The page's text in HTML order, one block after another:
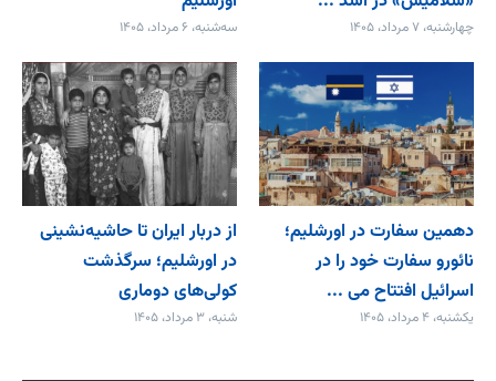
چهارشنبه، ۷ مرداد، ۱۴۰۵ سه‌شنبه، ۶ مرداد، ۱۴۰۵
دهمین سفارت در اورشلیم؛
نائورو سفارت خود را در
اسرائیل افتتاح می‌ ...
یکشنبه، ۴ مرداد، ۱۴۰۵
از دربار ایران تا حاشیه‌نشینی
در اورشلیم؛ سرگذشت
کولی‌های دوماری
شنبه، ۳ مرداد، ۱۴۰۵